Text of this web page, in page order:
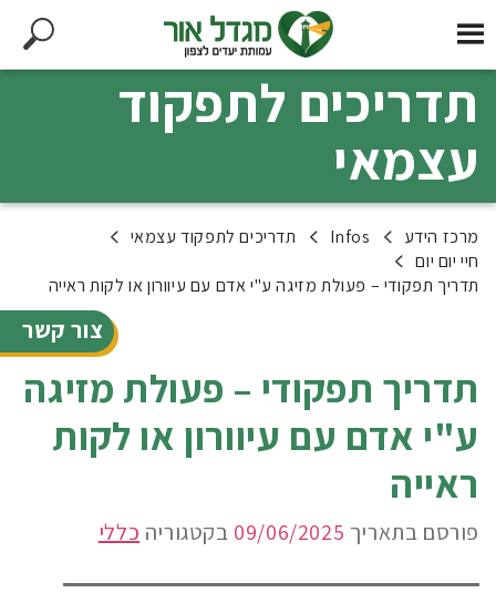
צור קשר
תדריכים לתפקוד
עצמאי
מרכז הידע Infos
תדריכים לתפקוד עצמאי
חיי יום יום
תדריך תפקודי – פעולת מזיגה ע"י אדם עם עיוורון או לקות ראייה
תדריך תפקודי – פעולת מזיגה
ע"י אדם עם עיוורון או לקות
ראייה
פורסם בתאריך 09/06/2025 בקטגוריה כללי